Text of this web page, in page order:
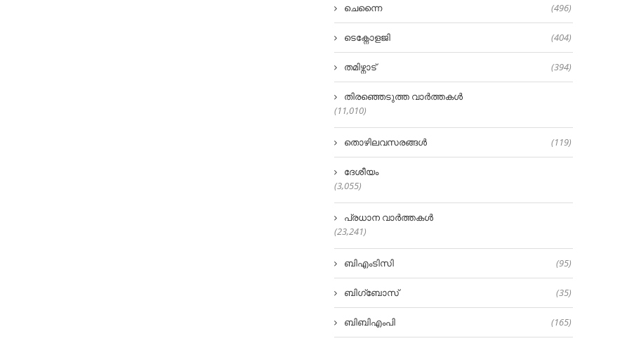
ചെന്നൈ (496)
ടെക്നോളജി (404)
തമിഴ്നാട് (394)
തിരഞ്ഞെടുത്ത വാർത്തകൾ
(11,010)
തൊഴിലവസരങ്ങൾ (119)
ദേശീയം
(3,055)
പ്രധാന വാർത്തകൾ
(23,241)
ബിഎംടിസി (95)
ബിഗ്‌ബോസ് (35)
ബിബിഎംപി (165)